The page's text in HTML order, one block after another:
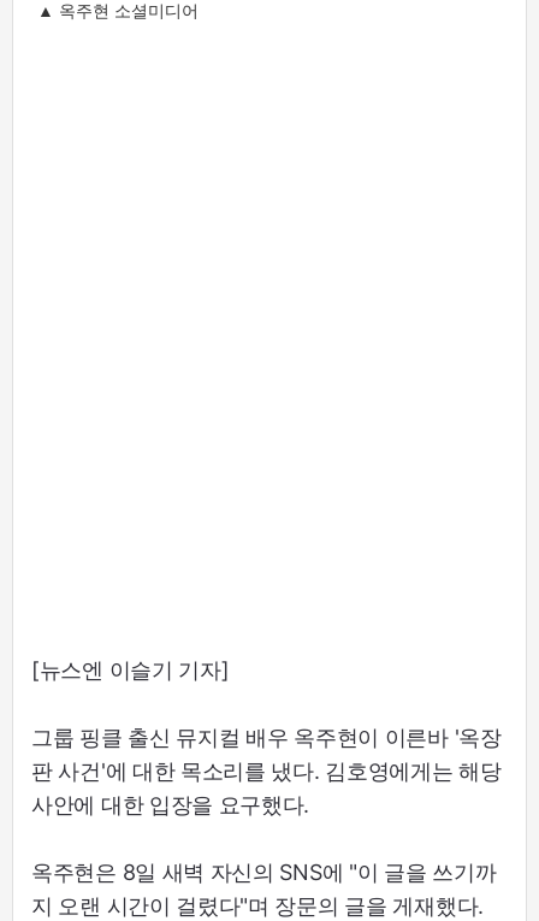
▲ 옥주현 소셜미디어
[뉴스엔 이슬기 기자]
그룹 핑클 출신 뮤지컬 배우 옥주현이 이른바 '옥장
판 사건'에 대한 목소리를 냈다. 김호영에게는 해당
사안에 대한 입장을 요구했다.
옥주현은 8일 새벽 자신의 SNS에 "이 글을 쓰기까
지 오랜 시간이 걸렸다"며 장문의 글을 게재했다.